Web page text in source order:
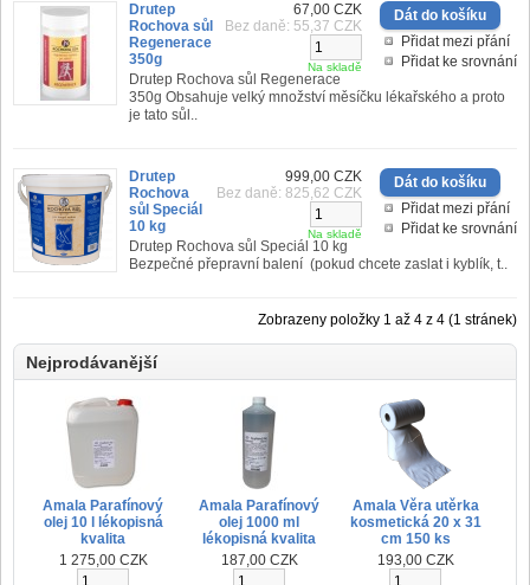
Přidat mezi přání
Přidat ke srovnání
67,00 CZK
Bez daně: 55,37 CZK
Na skladě
Drutep
Rochova sůl
Regenerace
350g
Drutep Rochova sůl Regenerace
350g Obsahuje velký množství měsíčku lékařského a proto
je tato sůl..
Přidat mezi přání
Přidat ke srovnání
999,00 CZK
Bez daně: 825,62 CZK
Na skladě
Drutep
Rochova
sůl Speciál
10 kg
Drutep Rochova sůl Speciál 10 kg
Bezpečné přepravní balení (pokud chcete zaslat i kyblík, t..
Zobrazeny položky 1 až 4 z 4 (1 stránek)
Nejprodávanější
Amala Parafínový
olej 10 l lékopisná
kvalita
1 275,00 CZK
Amala Parafínový
olej 1000 ml
lékopisná kvalita
187,00 CZK
Amala Věra utěrka
kosmetická 20 x 31
cm 150 ks
193,00 CZK